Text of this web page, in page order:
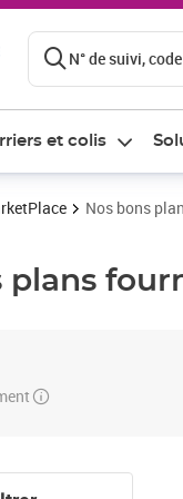
N° de suivi,
et colis
Nos bons
plans